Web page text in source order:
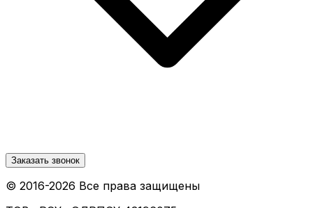
Заказать звонок
© 2016-2026 Все права защищены